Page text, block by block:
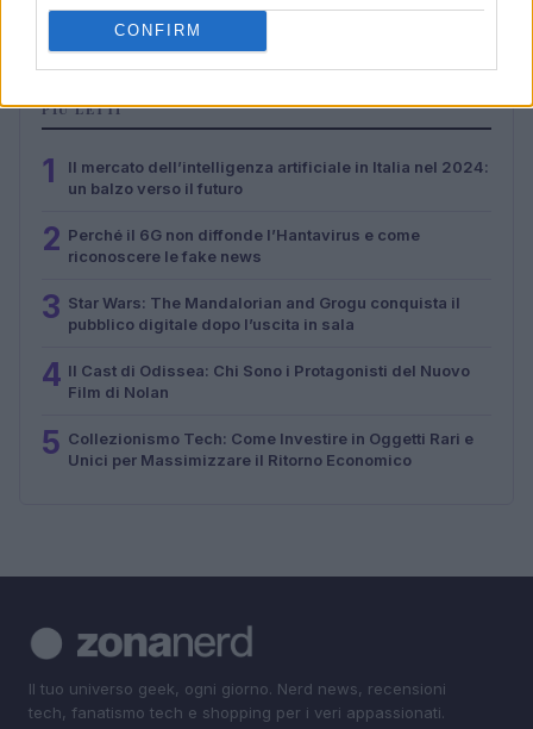
CONFIRM
Andrea Conforti · 5 Ago 2026
PIÙ LETTI
1
Il mercato dell’intelligenza artificiale in Italia nel 2024:
un balzo verso il futuro
2 Perché il 6G non diffonde l’Hantavirus e come
riconoscere le fake news
3 Star Wars: The Mandalorian and Grogu conquista il
pubblico digitale dopo l’uscita in sala
4 Il Cast di Odissea: Chi Sono i Protagonisti del Nuovo
Film di Nolan
5 Collezionismo Tech: Come Investire in Oggetti Rari e
Unici per Massimizzare il Ritorno Economico
Il tuo universo geek, ogni giorno. Nerd news, recensioni
tech, fanatismo tech e shopping per i veri appassionati.